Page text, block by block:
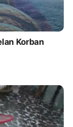
Korban